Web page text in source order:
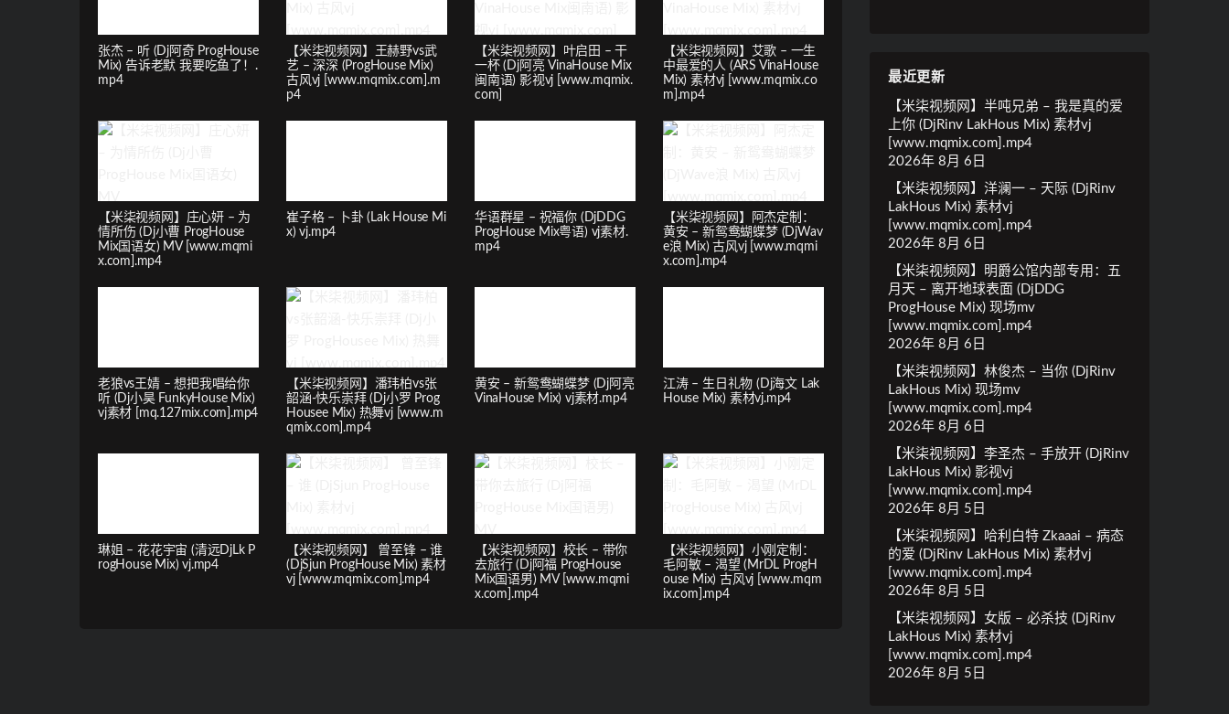
张杰 – 听 (Dj阿奇 ProgHouse
Mix) 告诉老默 我要吃鱼了！.
mp4
【米柒视频网】王赫野vs武
艺 – 深深 (ProgHouse Mix)
古风vj [www.mqmix.com].m
p4
【米柒视频网】叶启田 – 干
一杯 (Dj阿亮 VinaHouse Mix
闽南语) 影视vj [www.mqmix.
com]
【米柒视频网】艾歌 – 一生
中最爱的人 (ARS VinaHouse
Mix) 素材vj [www.mqmix.co
m].mp4
【米柒视频网】庄心妍 – 为
情所伤 (Dj小曹 ProgHouse
Mix国语女) MV [www.mqmi
x.com].mp4
崔子格 – 卜卦 (Lak House Mi
x) vj.mp4
华语群星 – 祝福你 (DjDDG
ProgHouse Mix粤语) vj素材.
mp4
【米柒视频网】阿杰定制：
黄安 – 新鸳鸯蝴蝶梦 (DjWav
e浪 Mix) 古风vj [www.mqmi
x.com].mp4
老狼vs王婧 – 想把我唱给你
听 (Dj小昊 FunkyHouse Mix)
vj素材 [mq.127mix.com].mp4
【米柒视频网】潘玮柏vs张
韶涵-快乐崇拜 (Dj小罗 Prog
Housee Mix) 热舞vj [www.m
qmix.com].mp4
黄安 – 新鸳鸯蝴蝶梦 (Dj阿亮
VinaHouse Mix) vj素材.mp4
江涛 – 生日礼物 (Dj海文 Lak
House Mix) 素材vj.mp4
琳姐 – 花花宇宙 (清远DjLk P
rogHouse Mix) vj.mp4
【米柒视频网】 曾至锋 – 谁
(DjSjun ProgHouse Mix) 素材
vj [www.mqmix.com].mp4
【米柒视频网】校长 – 带你
去旅行 (Dj阿福 ProgHouse
Mix国语男) MV [www.mqmi
x.com].mp4
【米柒视频网】小刚定制：
毛阿敏 – 渴望 (MrDL ProgH
ouse Mix) 古风vj [www.mqm
ix.com].mp4
最近更新
【米柒视频网】半吨兄弟 – 我是真的爱
上你 (DjRinv LakHous Mix) 素材vj
[www.mqmix.com].mp4
2026年 8月 6日
【米柒视频网】洋澜一 – 天际 (DjRinv
LakHous Mix) 素材vj
[www.mqmix.com].mp4
2026年 8月 6日
【米柒视频网】明爵公馆内部专用：五
月天 – 离开地球表面 (DjDDG
ProgHouse Mix) 现场mv
[www.mqmix.com].mp4
2026年 8月 6日
【米柒视频网】林俊杰 – 当你 (DjRinv
LakHous Mix) 现场mv
[www.mqmix.com].mp4
2026年 8月 6日
【米柒视频网】李圣杰 – 手放开 (DjRinv
LakHous Mix) 影视vj
[www.mqmix.com].mp4
2026年 8月 5日
【米柒视频网】哈利白特 Zkaaai – 病态
的爱 (DjRinv LakHous Mix) 素材vj
[www.mqmix.com].mp4
2026年 8月 5日
【米柒视频网】女版 – 必杀技 (DjRinv
LakHous Mix) 素材vj
[www.mqmix.com].mp4
2026年 8月 5日